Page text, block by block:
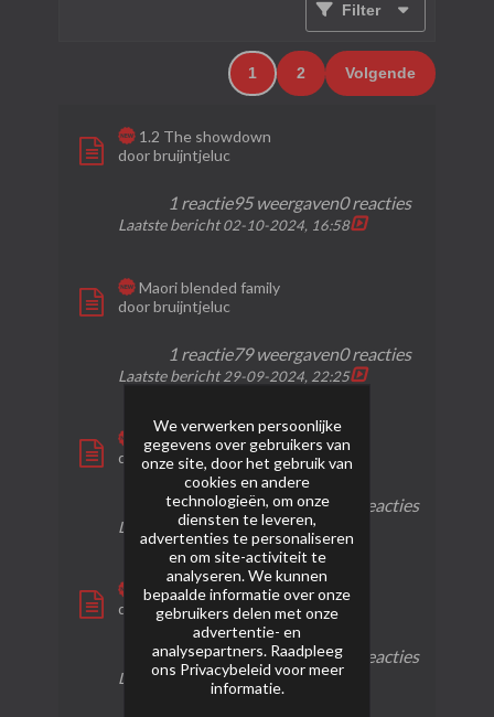
Filter
1 2 Volgende
1.2 The showdown
doorbruijntjeluc
1 reactie95 weergaven0 reacties
Laatste bericht 02-10-2024, 16:58
Maori blended family
doorbruijntjeluc
1 reactie79 weergaven0 reacties
Laatste bericht 29-09-2024, 22:25
Mixed big display
doorbruijntjeluc
0 reacties31 weergaven 0 reacties
Laatste bericht17-09-2024, 16:36
1.2 TI flower wave
door
bruijntjeluc
0 reacties57 weergaven 0 reacties
Laatste bericht 17-09-2024, 16:27
We verwerken persoonlijke
gegevens over gebruikers van
onze site, door het gebruik van
cookies en andere
technologieën, om onze
diensten te leveren,
advertenties te personaliseren
en om site-activiteit te
analyseren. We kunnen
bepaalde informatie over onze
gebruikers delen met onze
advertentie- en
analysepartners. Raadpleeg
ons Privacybeleid voor meer
informatie.